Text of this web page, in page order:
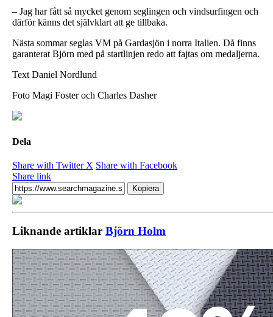
– Jag har fått så mycket genom seglingen och vindsurfingen och
därför känns det självklart att ge tillbaka.
Nästa sommar seglas VM på Gardasjön i norra Italien. Då finns
garanterat Björn med på startlinjen redo att fajtas om medaljerna.
Text Daniel Nordlund
Foto Magi Foster och Charles Dasher
Dela
Share with Twitter X Share with Facebook
Share link
Kopiera
Liknande artiklar Björn Holm